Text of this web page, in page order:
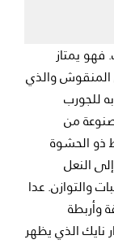
يمتاز
والذي
للجورب
من
ذو الحشوة
النعل
والتوازن. عدا
وأربطة
نايك الذي يظهر